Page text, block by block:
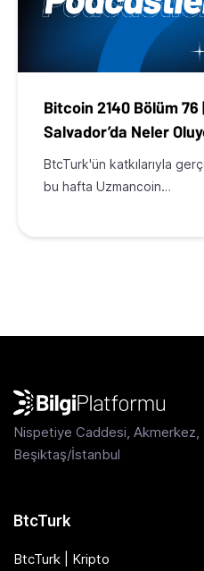
Bitcoin 2140 Bölüm
Salvador’da Neler
BtcTurk'ün katkılarıyla
bu hafta Uzmancoin…
Nispetiye Caddesi, Akmerkez,
Beşiktaş/İstanbul
BtcTurk
BtcTurk | Kripto